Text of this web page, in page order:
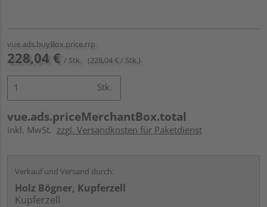
vue.ads.buyBox.price.rrp
228,04 € / Stk. (228,04 € / Stk.)
Stk.
vue.ads.priceMerchantBox.total
inkl. MwSt. zzgl. Versandkosten für Paketdienst
Verkauf und Versand durch:
Holz Bögner, Kupferzell
Kupferzell